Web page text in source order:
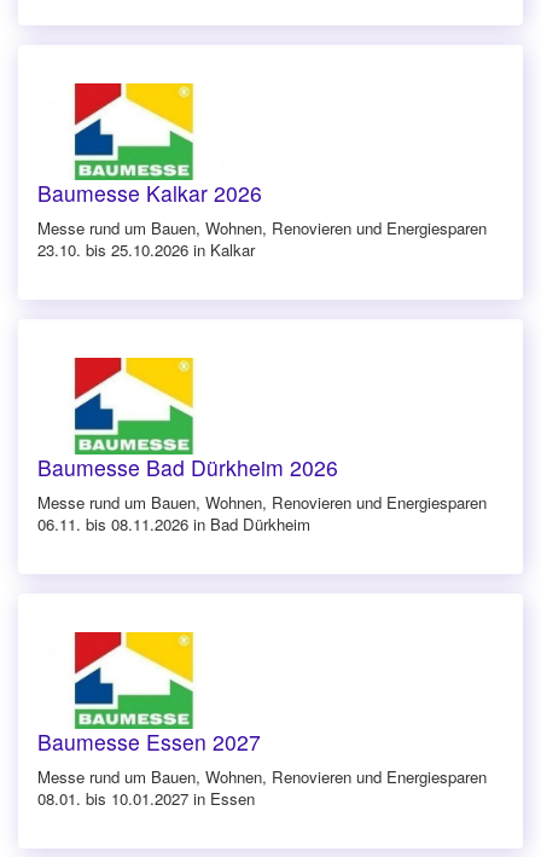
Baumesse Kalkar 2026
Messe rund um Bauen, Wohnen, Renovieren und Energiesparen
23.10. bis 25.10.2026 in Kalkar
Baumesse Bad Dürkheim 2026
Messe rund um Bauen, Wohnen, Renovieren und Energiesparen
06.11. bis 08.11.2026 in Bad Dürkheim
Baumesse Essen 2027
Messe rund um Bauen, Wohnen, Renovieren und Energiesparen
08.01. bis 10.01.2027 in Essen